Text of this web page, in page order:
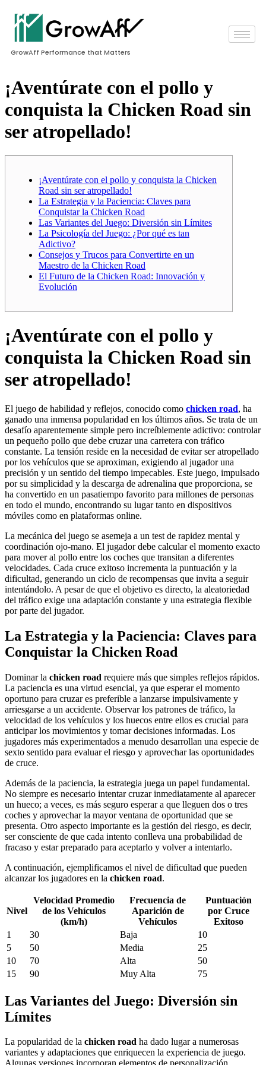
GrowAff Performance that Matters
¡Aventúrate con el pollo y
conquista la Chicken Road sin
ser atropellado!
¡Aventúrate con el pollo y conquista la Chicken
Road sin ser atropellado!
La Estrategia y la Paciencia: Claves para
Conquistar la Chicken Road
Las Variantes del Juego: Diversión sin Límites
La Psicología del Juego: ¿Por qué es tan
Adictivo?
Consejos y Trucos para Convertirte en un
Maestro de la Chicken Road
El Futuro de la Chicken Road: Innovación y
Evolución
¡Aventúrate con el pollo y
conquista la Chicken Road sin
ser atropellado!
El juego de habilidad y reflejos, conocido como chicken road, ha
ganado una inmensa popularidad en los últimos años. Se trata de un
desafío aparentemente simple pero increíblemente adictivo: controlar
un pequeño pollo que debe cruzar una carretera con tráfico
constante. La tensión reside en la necesidad de evitar ser atropellado
por los vehículos que se aproximan, exigiendo al jugador una
precisión y un sentido del tiempo impecables. Este juego, impulsado
por su simplicidad y la descarga de adrenalina que proporciona, se
ha convertido en un pasatiempo favorito para millones de personas
en todo el mundo, encontrando su lugar tanto en dispositivos
móviles como en plataformas online.
La mecánica del juego se asemeja a un test de rapidez mental y
coordinación ojo-mano. El jugador debe calcular el momento exacto
para mover al pollo entre los coches que transitan a diferentes
velocidades. Cada cruce exitoso incrementa la puntuación y la
dificultad, generando un ciclo de recompensas que invita a seguir
intentándolo. A pesar de que el objetivo es directo, la aleatoriedad
del tráfico exige una adaptación constante y una estrategia flexible
por parte del jugador.
La Estrategia y la Paciencia: Claves para
Conquistar la Chicken Road
Dominar la chicken road requiere más que simples reflejos rápidos.
La paciencia es una virtud esencial, ya que esperar el momento
oportuno para cruzar es preferible a lanzarse impulsivamente y
arriesgarse a un accidente. Observar los patrones de tráfico, la
velocidad de los vehículos y los huecos entre ellos es crucial para
anticipar los movimientos y tomar decisiones informadas. Los
jugadores más experimentados a menudo desarrollan una especie de
sexto sentido para evaluar el riesgo y aprovechar las oportunidades
de cruce.
Además de la paciencia, la estrategia juega un papel fundamental.
No siempre es necesario intentar cruzar inmediatamente al aparecer
un hueco; a veces, es más seguro esperar a que lleguen dos o tres
coches y aprovechar la mayor ventana de oportunidad que se
presenta. Otro aspecto importante es la gestión del riesgo, es decir,
ser consciente de que cada intento conlleva una probabilidad de
fracaso y estar preparado para aceptarlo y volver a intentarlo.
A continuación, ejemplificamos el nivel de dificultad que pueden
alcanzar los jugadores en la chicken road.
Nivel
Velocidad Promedio
de los Vehículos
(km/h)
Frecuencia de
Aparición de
Vehículos
Puntuación
por Cruce
Exitoso
1
30 Baja
10
5
50 Media
25
10
70 Alta
50
15
90 Muy Alta 75
Las Variantes del Juego: Diversión sin
Límites
La popularidad de la chicken road ha dado lugar a numerosas
variantes y adaptaciones que enriquecen la experiencia de juego.